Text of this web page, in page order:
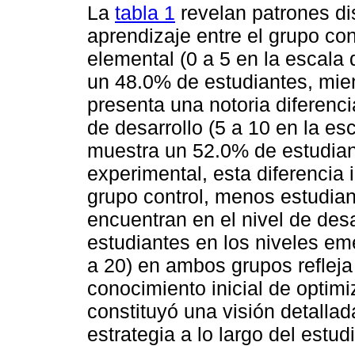
La tabla 1 revelan patrones
aprendizaje entre el grupo
elemental (0 a 5 en la escala
un 48.0% de estudiantes,
presenta una notoria
de desarrollo (5 a 10 en la
muestra un 52.0% de
experimental, esta diferencia
grupo control, menos
encuentran en el nivel de
estudiantes en los niveles
a 20) en ambos grupos
conocimiento inicial de
constituyó una visión
estrategia a lo largo del